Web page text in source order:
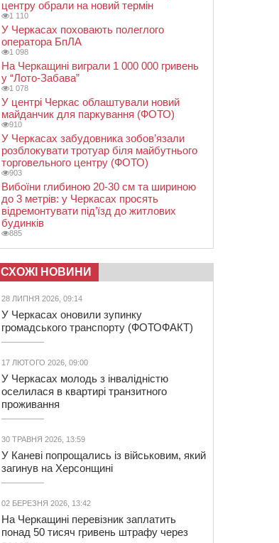
центру обрали на новий термін
1 110
У Черкасах поховають полеглого
оператора БпЛА
1 098
На Черкащині виграли 1 000 000 гривень
у “Лото-Забава”
1 078
У центрі Черкас облаштували новий
майданчик для паркування (ФОТО)
910
У Черкасах забудовника зобов’язали
розблокувати тротуар біля майбутнього
торговельного центру (ФОТО)
903
Вибоїни глибиною 20-30 см та шириною
до 3 метрів: у Черкасах просять
відремонтувати під’їзд до житлових
будинків
885
СХОЖІ НОВИНИ
28 ЛИПНЯ 2026, 09:14
У Черкасах оновили зупинку
громадського транспорту (ФОТОФАКТ)
17 ЛЮТОГО 2026, 09:00
У Черкасах молодь з інвалідністю
оселилася в квартирі транзитного
проживання
30 ТРАВНЯ 2026, 13:59
У Каневі попрощались із військовим, який
загинув на Херсонщині
02 БЕРЕЗНЯ 2026, 13:42
На Черкащині перевізник заплатить
понад 50 тисяч гривень штрафу через